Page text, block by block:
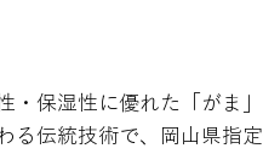
・保湿性に優れた「がま
る伝統技術で、岡山県指